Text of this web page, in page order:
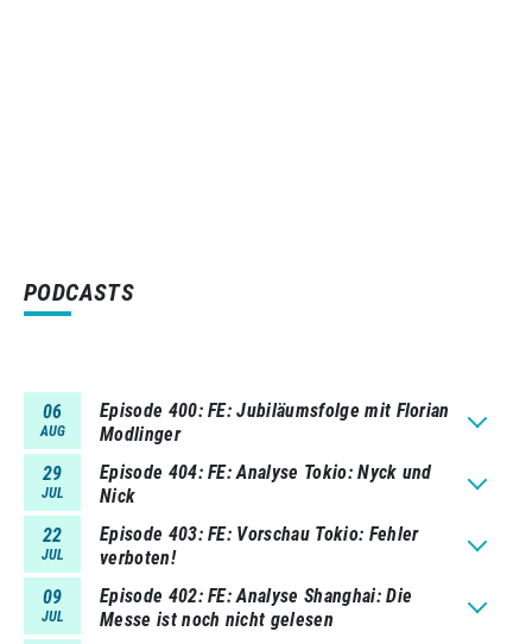
PODCASTS
06
AUG
Episode 400 FE: Jubiläumsfolge mit Florian
Modlinger
29
JUL
Episode 404 FE: Analyse Tokio: Nyck und
Nick
22
JUL
Episode 403 FE: Vorschau Tokio: Fehler
verboten!
09
JUL
Episode 402 FE: Analyse Shanghai: Die
Messe ist noch nicht gelesen